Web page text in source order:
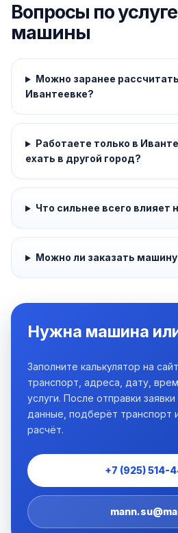
Вопросы по
машины
Можно заранее
Ивантеевке?
Работаете только в
ехать в другой город?
Что сильнее всего влияет
Можно ли заказать машину
Нужна машина
Заполните калькулятор на
транспорт, адреса, дату,
услуги. После отправки
данные, подберёт транспорт
расчёт.
+7 (925) 514-